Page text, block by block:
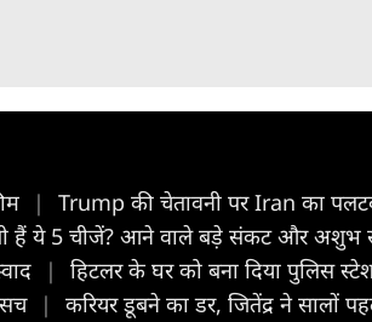
| Trump की चेतावनी पर Iran का
हैं ये 5 चीजें? आने वाले बड़े संकट और
| हिटलर के घर को बना दिया पुलिस
सच | करियर डूबने का डर, जितेंद्र ने सालों